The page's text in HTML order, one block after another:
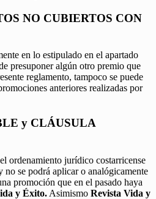
NO CUBIERTOS CON
en lo estipulado en el apartado
presuponer algún otro premio que
reglamento, tampoco se puede
anteriores realizadas por
y CLÁUSULA
ordenamiento jurídico costarricense
no se podrá aplicar o analógicamente
promoción que en el pasado haya
y Éxito. Asimismo Revista Vida y